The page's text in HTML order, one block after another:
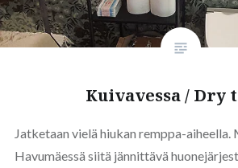
Kuivavessa / Dry
Jatketaan vielä hiukan remppa-aiheella.
Havumäessä siitä jännittävä